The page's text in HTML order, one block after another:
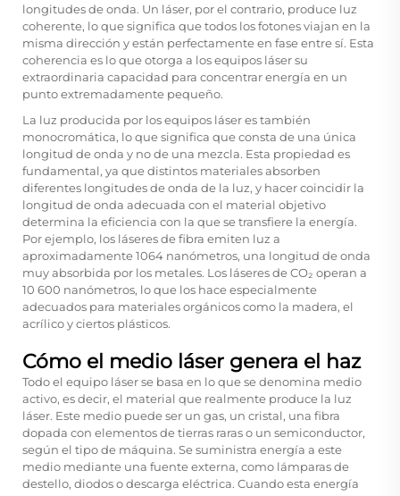
longitudes de onda. Un láser, por el contrario, produce luz
coherente, lo que significa que todos los fotones viajan en la
misma dirección y están perfectamente en fase entre sí. Esta
coherencia es lo que otorga a los equipos láser su
extraordinaria capacidad para concentrar energía en un
punto extremadamente pequeño.
La luz producida por los equipos láser es también
monocromática, lo que significa que consta de una única
longitud de onda y no de una mezcla. Esta propiedad es
fundamental, ya que distintos materiales absorben
diferentes longitudes de onda de la luz, y hacer coincidir la
longitud de onda adecuada con el material objetivo
determina la eficiencia con la que se transfiere la energía.
Por ejemplo, los láseres de fibra emiten luz a
aproximadamente 1064 nanómetros, una longitud de onda
muy absorbida por los metales. Los láseres de CO₂ operan a
10 600 nanómetros, lo que los hace especialmente
adecuados para materiales orgánicos como la madera, el
acrílico y ciertos plásticos.
Cómo el medio láser genera el haz
Todo el equipo láser se basa en lo que se denomina medio
activo, es decir, el material que realmente produce la luz
láser. Este medio puede ser un gas, un cristal, una fibra
dopada con elementos de tierras raras o un semiconductor,
según el tipo de máquina. Se suministra energía a este
medio mediante una fuente externa, como lámparas de
destello, diodos o descarga eléctrica. Cuando esta energía